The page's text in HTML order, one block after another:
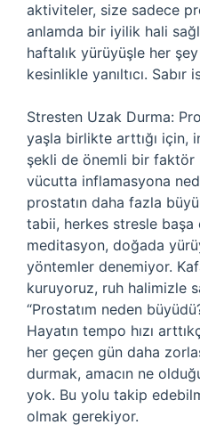
aktiviteler, size sadece
anlamda bir iyilik hali
haftalık yürüyüşle her şey
kesinlikle yanıltıcı. Sabır
Stresten Uzak Durma:
yaşla birlikte arttığı için,
şekli de önemli bir faktör
vücutta inflamasyona
prostatın daha fazla
tabii, herkes stresle başa
meditasyon, doğada
yöntemler denemiyor.
kuruyoruz, ruh halimizle
“Prostatım neden
Hayatın tempo hızı
her geçen gün daha
durmak, amacın ne
yok. Bu yolu takip
olmak gerekiyor.